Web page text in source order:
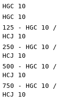
HGC 10
HGC 10
125 - HGC 10 /
HCJ 10
250 - HGC 10 /
HCJ 10
500 - HGC 10 /
HCJ 10
750 - HGC 10 /
HCJ 10